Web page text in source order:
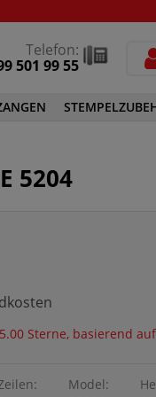
Telefon:
501 99 55
SPEZIALSTEMPELFARBEN
5204
5.00 Sterne, basierend
Model: